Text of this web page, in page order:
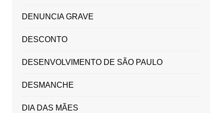
DENUNCIA GRAVE
DESCONTO
DESENVOLVIMENTO DE SÃO PAULO
DESMANCHE
DIA DAS MÃES